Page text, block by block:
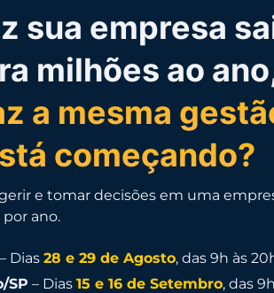
sua empresa
milhões ao
a mesma
começando?
e tomar decisões em uma
por ano.
– Dias 28 e 29 de Agosto, das 9h às
SP – Dias 15 e 16 de Setembro, das